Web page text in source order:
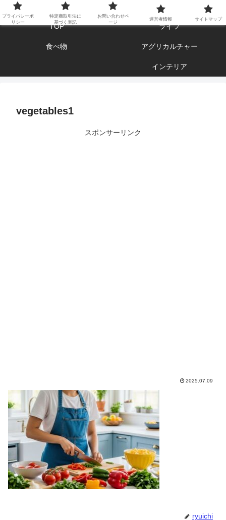
エンジョイ ブログライフ
TOP ライフ
食べ物 アグリカルチャー
インテリア
vegetables1
スポンサーリンク
2025.07.09
ryuichi
プライバシーポ
リシー
特定商取引法に
基づく表記
お問い合わせペ
ージ
運営者情報 サイトマップ